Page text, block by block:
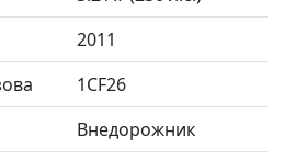
2011
1CF26
Внедорожник